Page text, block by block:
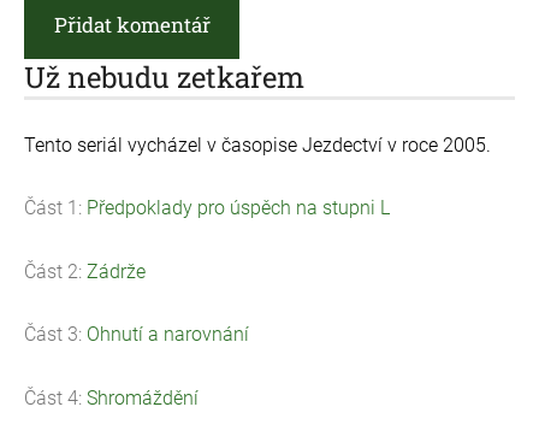
Už nebudu zetkařem
Tento seriál vycházel v časopise Jezdectví v roce 2005.
Část 1: Předpoklady pro úspěch na stupni L
Část 2: Zádrže
Část 3: Ohnutí a narovnání
Část 4: Shromáždění